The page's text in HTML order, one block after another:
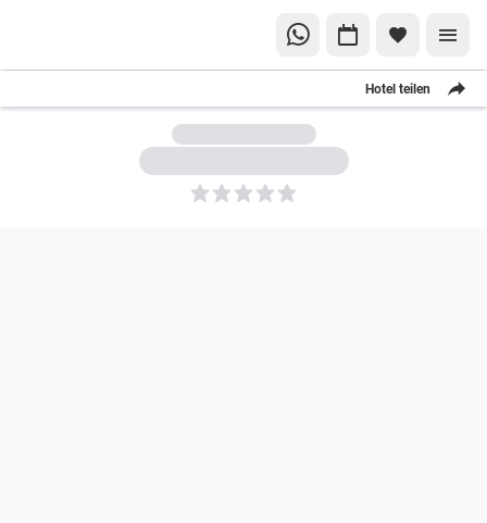
Hotel teilen
5